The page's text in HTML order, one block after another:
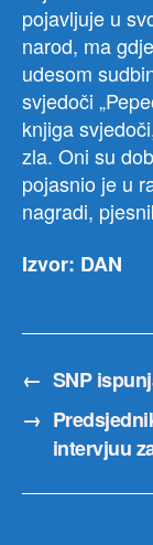
pojavljuje u
narod, ma
udesom
svjedoči
knjiga
zla. Oni su
pojasnio je u
nagradi,
Izvor: DAN
← SNP
→
intervjuu